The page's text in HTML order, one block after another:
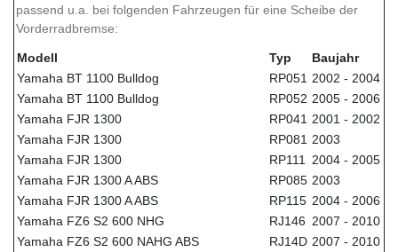
passend u.a. bei folgenden Fahrzeugen für eine Scheibe der
Vorderradbremse:
Modell Typ
Baujahr
Yamaha BT 1100 Bulldog
RP051 2002 - 2004
Yamaha BT 1100 Bulldog
RP052 2005 - 2006
Yamaha FJR 1300
RP041 2001 - 2002
Yamaha FJR 1300
RP081 2003
Yamaha FJR 1300
RP111
2004 - 2005
Yamaha FJR 1300 A ABS
RP085 2003
Yamaha FJR 1300 A ABS
RP115 2004 - 2006
Yamaha FZ6 S2 600 NHG
RJ146 2007 - 2010
Yamaha FZ6 S2 600 NAHG ABS
RJ14D 2007 - 2010